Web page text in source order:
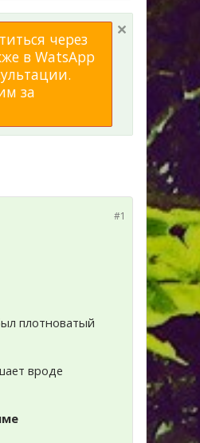
через
в WatsApp
за
#1
плотноватый
вроде